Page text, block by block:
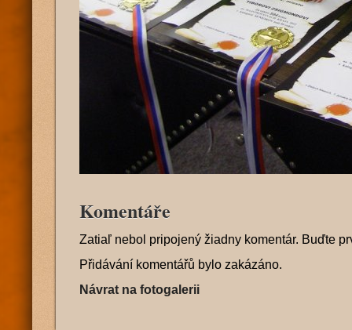
Komentáře
Zatiaľ nebol pripojený žiadny komentár. Buďte
Přidávání komentářů bylo zakázáno.
Návrat na fotogalerii